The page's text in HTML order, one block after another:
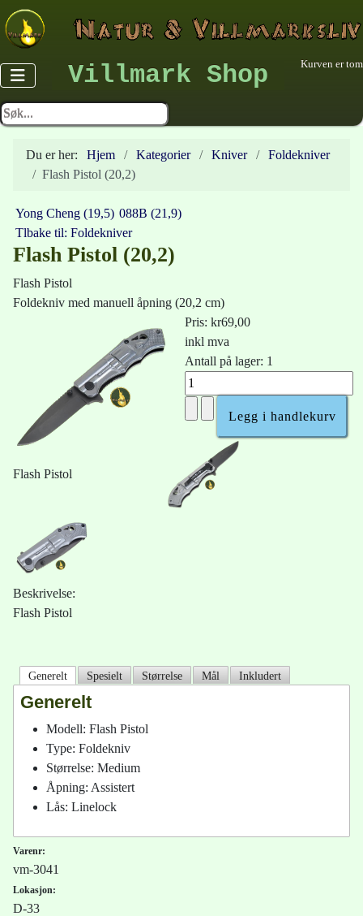
Villmark Shop Kurven er tom
Du er her: Hjem Kategorier Kniver
Foldekniver
Flash Pistol (20,2)
Yong Cheng (19,5) 088B (21,9)
Tlbake til: Foldekniver
Flash Pistol (20,2)
Flash Pistol
Foldekniv med manuell åpning (20,2 cm)
Flash Pistol
Pris:kr69,00
inkl mva
Antall på lager: 1
Beskrivelse:
Flash Pistol
Generelt Spesielt Størrelse Mål Inkludert
Generelt
Modell: Flash Pistol
Type: Foldekniv
Størrelse: Medium
Åpning: Assistert
Lås: Linelock
Varenr:
vm-3041
Lokasjon:
D-33